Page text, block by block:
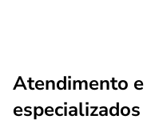
Atendimento
especializados